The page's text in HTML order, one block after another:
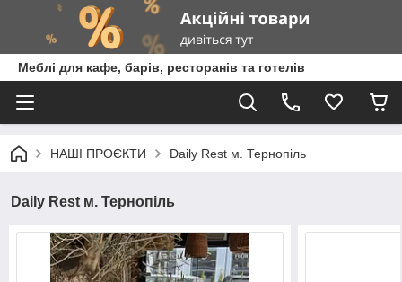
Меблі для кафе, барів, ресторанів та готелів
НАШІ ПРОЄКТИ Daily Rest м. Тернопіль
Daily Rest м. Тернопіль